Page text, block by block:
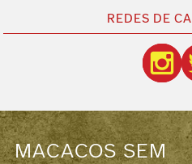
REDES DE
MACACOS SEM